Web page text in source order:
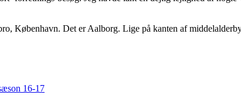
København. Det er Aalborg. Lige på kanten af
16-17